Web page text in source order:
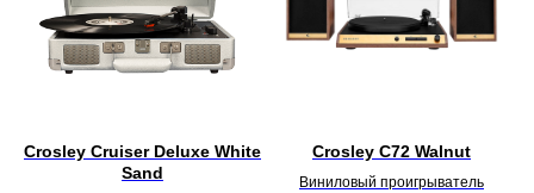
Crosley Cruiser Deluxe White
Sand
Crosley C72 Walnut
Виниловый проигрыватель